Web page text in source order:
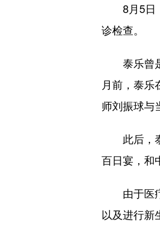
8月5日，
诊检查。
泰乐曾是
月前，泰
师刘振球与
此后，泰
百日宴，和
由于医疗
以及进行新